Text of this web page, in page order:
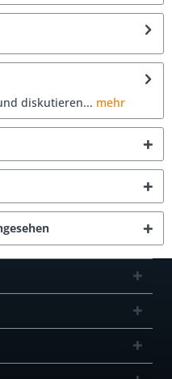
diskutieren... mehr